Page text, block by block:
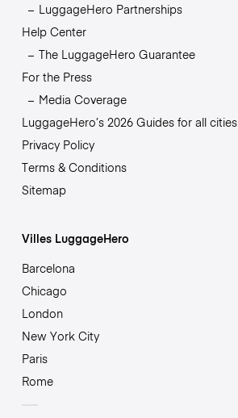
LuggageHero Partnerships
Help Center
The LuggageHero Guarantee
For the Press
Media Coverage
LuggageHero’s 2026 Guides for all cities
Privacy Policy
Terms & Conditions
Sitemap
Villes LuggageHero
Barcelona
Chicago
London
New York City
Paris
Rome